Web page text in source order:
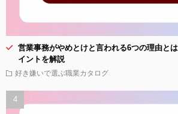
営業事務がやめとけと言われる6つの理由と
イントを解説
好き嫌いで選ぶ職業カタログ